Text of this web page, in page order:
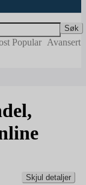
Søk
Popular Avansert
Skjul detaljer